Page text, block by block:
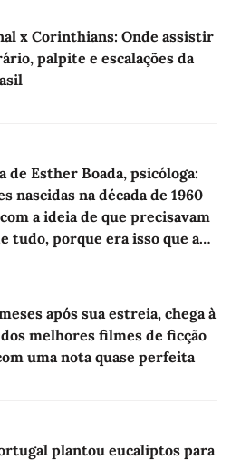
x Corinthians: Onde assistir
palpite e escalações da
de Esther Boada, psicóloga:
nascidas na década de 1960
a ideia de que precisavam
tudo, porque era isso que a
após sua estreia, chega à
melhores filmes de ficção
uma nota quase perfeita
plantou eucaliptos para